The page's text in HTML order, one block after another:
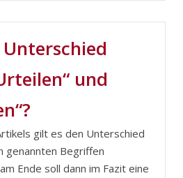
und
gilt es den Unterschied
genannten Begriffen
Ende soll dann im Fazit eine